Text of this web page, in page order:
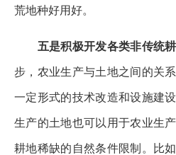
荒地种好用好。
五是积极开发各类非传统耕
步，农业生产与土地之间的关
一定形式的技术改造和设施建
生产的土地也可以用于农业生
耕地稀缺的自然条件限制。比